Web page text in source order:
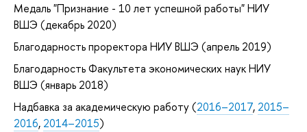
Медаль "Признание - 10 лет успешной работы" НИУ
ВШЭ (декабрь 2020)
Благодарность проректора НИУ ВШЭ (апрель 2019)
Благодарность Факультета экономических наук НИУ
ВШЭ (январь 2018)
Надбавка за академическую работу (2016–2017, 2015–
2016, 2014–2015)